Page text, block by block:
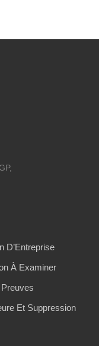
D’Entreprise
À Examiner
Et Suppression